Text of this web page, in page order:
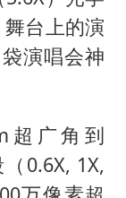
台上的演
演唱会神
超广角到
0.6X, 1X,